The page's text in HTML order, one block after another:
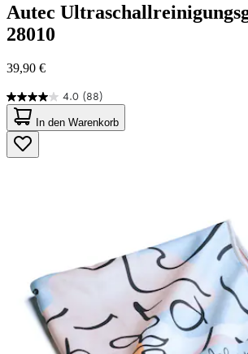
Autec
28010
39,90 €
4.0 (88)
4.0
von
5
Sternen.
88
In den Warenkorb